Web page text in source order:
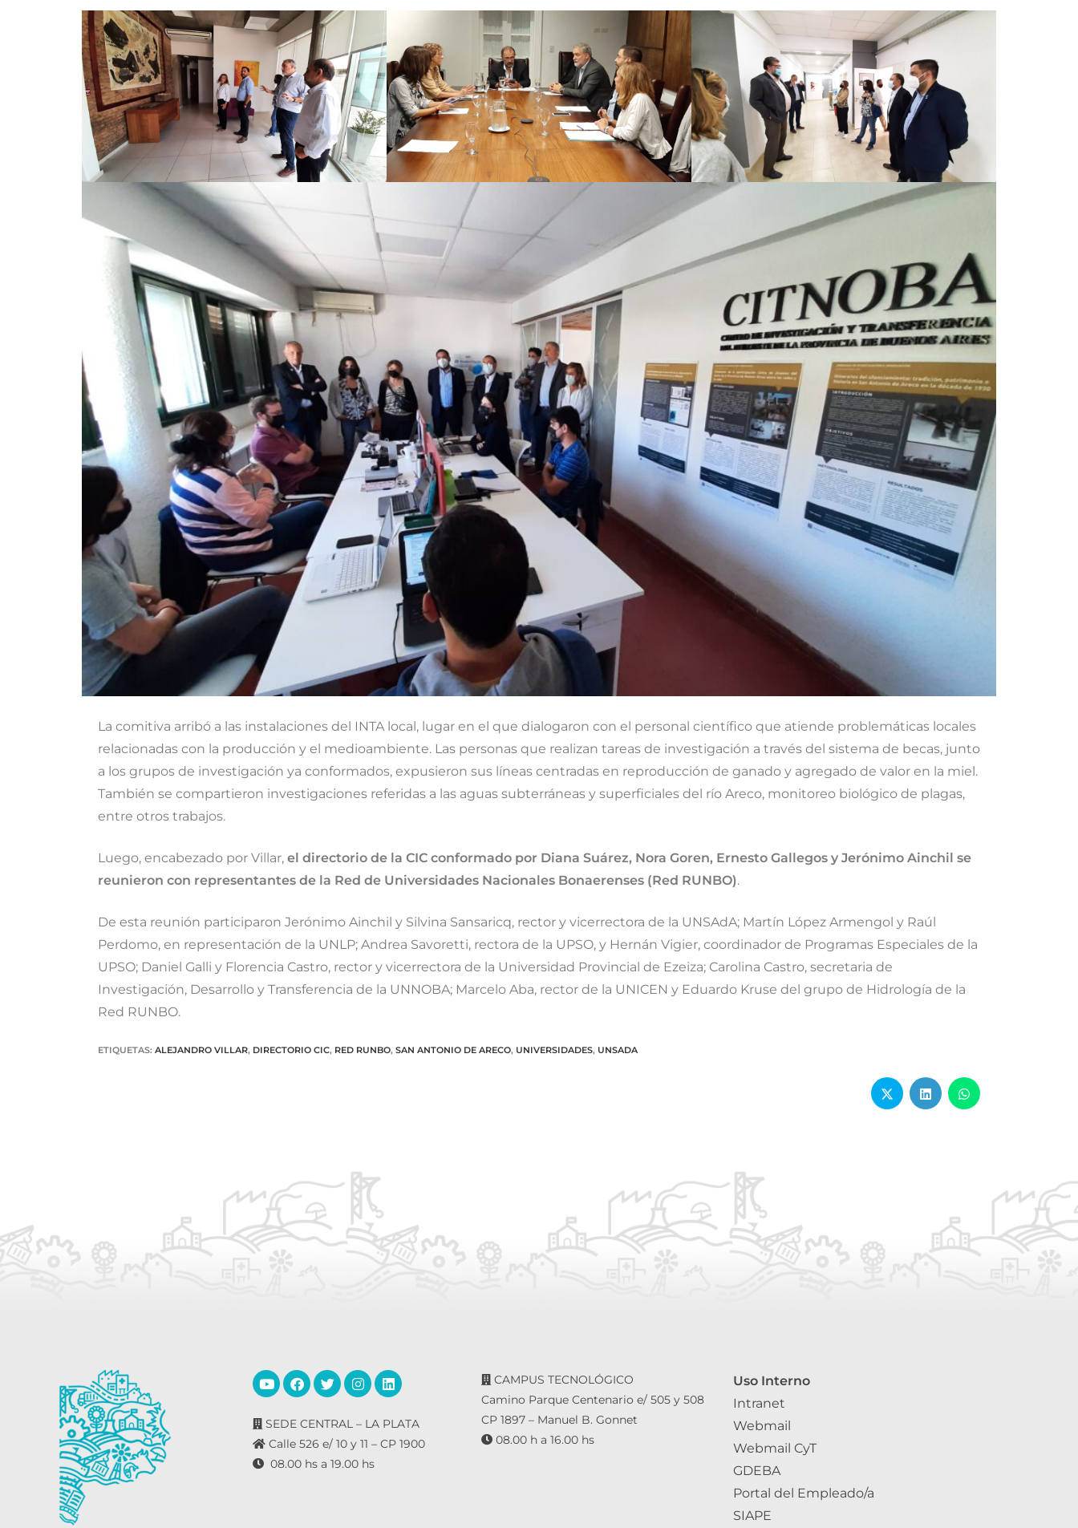
La comitiva arribó a las instalaciones del INTA local, lugar en el que dialogaron con el personal científico que atiende problemáticas locales
relacionadas con la producción y el medioambiente. Las personas que realizan tareas de investigación a través del sistema de becas, junto
a los grupos de investigación ya conformados, expusieron sus líneas centradas en reproducción de ganado y agregado de valor en la miel.
También se compartieron investigaciones referidas a las aguas subterráneas y superficiales del río Areco, monitoreo biológico de plagas,
entre otros trabajos.
Luego, encabezado por Villar, el directorio de la CIC conformado por Diana Suárez, Nora Goren, Ernesto Gallegos y Jerónimo Ainchil se
reunieron con representantes de la Red de Universidades Nacionales Bonaerenses (Red RUNBO).
De esta reunión participaron Jerónimo Ainchil y Silvina Sansaricq, rector y vicerrectora de la UNSAdA; Martín López Armengol y Raúl
Perdomo, en representación de la UNLP; Andrea Savoretti, rectora de la UPSO, y Hernán Vigier, coordinador de Programas Especiales de la
UPSO; Daniel Galli y Florencia Castro, rector y vicerrectora de la Universidad Provincial de Ezeiza; Carolina Castro, secretaria de
Investigación, Desarrollo y Transferencia de la UNNOBA; Marcelo Aba, rector de la UNICEN y Eduardo Kruse del grupo de Hidrología de la
Red RUNBO.
ETIQUETAS: ALEJANDRO VILLAR, DIRECTORIO CIC, RED RUNBO, SAN ANTONIO DE ARECO, UNIVERSIDADES, UNSADA
SEDE CENTRAL – LA PLATA
Calle 526 e/ 10 y 11 – CP 1900
08.00 hs a 19.00 hs
CAMPUS TECNOLÓGICO
Camino Parque Centenario e/ 505 y 508
CP 1897 – Manuel B. Gonnet
08.00 h a 16.00 hs
Uso Interno
Intranet
Webmail
Webmail CyT
GDEBA
Portal del Empleado/a
SIAPE